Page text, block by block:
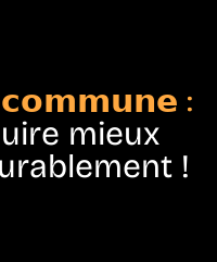
𝗰𝗼𝗺𝗺𝘂𝗻𝗲 :
mieux
!